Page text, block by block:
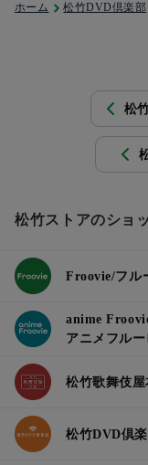
ホーム 松竹DVD倶楽部
松
松竹ストアのショ
Froovie/フル
anime
アニメフルー
松竹歌舞伎屋
松竹DVD倶